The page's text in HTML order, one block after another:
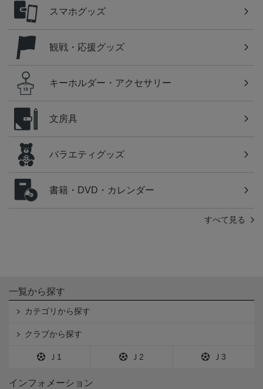
スマホグッズ
観戦・応援グッズ
キーホルダー・アクセサリー
文房具
バラエティグッズ
書籍・DVD・カレンダー
すべて見る
一覧から探す
カテゴリから探す
クラブから探す
Ｊ1 Ｊ2 Ｊ3
インフォメーション